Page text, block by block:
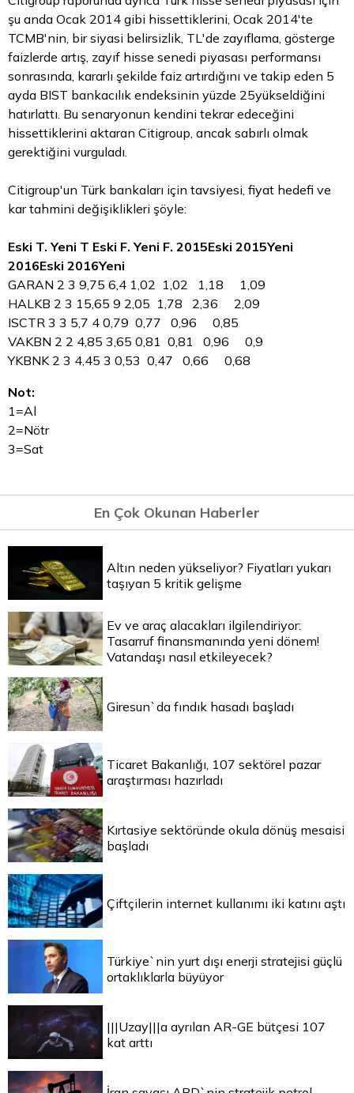
şu anda Ocak 2014 gibi hissettiklerini, Ocak 2014'te
TCMB'nin, bir siyasi belirsizlik, TL'de zayıflama, gösterge
faizlerde artış, zayıf hisse senedi piyasası performansı
sonrasında, kararlı şekilde faiz artırdığını ve takip eden 5
ayda BIST bankacılık endeksinin yüzde 25yükseldiğini
hatırlattı. Bu senaryonun kendini tekrar edeceğini
hissettiklerini aktaran Citigroup, ancak sabırlı olmak
gerektiğini vurguladı.
Citigroup'un Türk bankaları için tavsiyesi, fiyat hedefi ve
kar tahmini değişiklikleri şöyle:
Eski T. Yeni T Eski F. Yeni F. 2015Eski 2015Yeni
2016Eski 2016Yeni
GARAN 2 3 9,75 6,4 1,02 1,02 1,18 1,09
HALKB 2 3 15,65 9 2,05 1,78 2,36 2,09
ISCTR 3 3 5,7 4 0,79 0,77 0,96 0,85
VAKBN 2 2 4,85 3,65 0,81 0,81 0,96 0,9
YKBNK 2 3 4,45 3 0,53 0,47 0,66 0,68
Not:
1=Al
2=Nötr
3=Sat
En Çok Okunan Haberler
Altın neden yükseliyor? Fiyatları yukarı
taşıyan 5 kritik gelişme
Ev ve araç alacakları ilgilendiriyor:
Tasarruf finansmanında yeni dönem!
Vatandaşı nasıl etkileyecek?
Giresun`da fındık hasadı başladı
Ticaret Bakanlığı, 107 sektörel pazar
araştırması hazırladı
Kırtasiye sektöründe okula dönüş mesaisi
başladı
Çiftçilerin internet kullanımı iki katını aştı
Türkiye`nin yurt dışı enerji stratejisi güçlü
ortaklıklarla büyüyor
|||Uzay|||a ayrılan AR-GE bütçesi 107
kat arttı